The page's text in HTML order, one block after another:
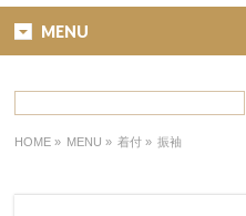
MENU
HOME » MENU » 着付 » 振袖